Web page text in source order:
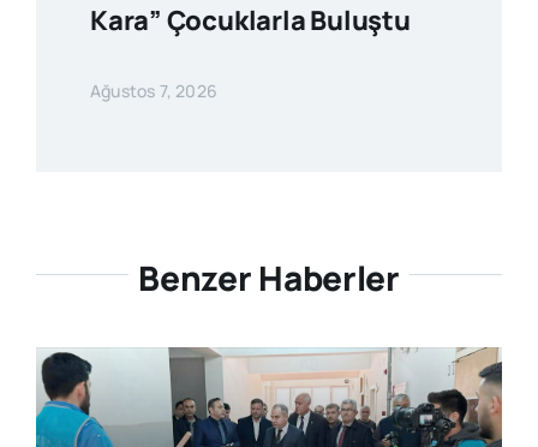
Kara” Çocuklarla Buluştu
Ağustos 7, 2026
Benzer Haberler